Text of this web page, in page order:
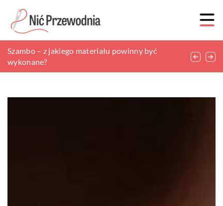
Do czego służy cegła klinkierowa?
Szambo – z jakiego materiału powinny być
wykonane?
Dlaczego warto korzystać z usług biura
nieruchomości?